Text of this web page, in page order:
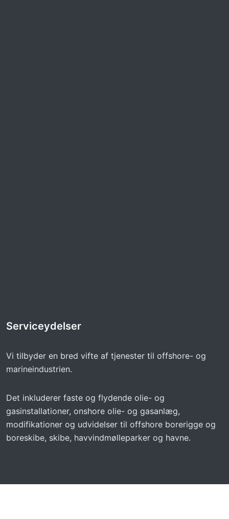
Serviceydelser
Vi tilbyder en bred vifte af tjenester til offshore- og
marineindustrien.
Det inkluderer faste og flydende olie- og
gasinstallationer, onshore olie- og gasanlæg,
modifikationer og udvidelser til offshore borerigge og
boreskibe, skibe, havvindmølleparker og havne.